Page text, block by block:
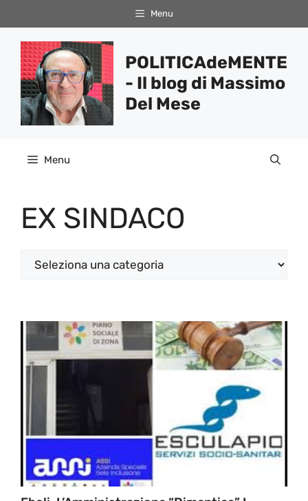
al
contenuto
Menu
POLITICAdeMENTE
- Il blog di Massimo
Del Mese
Menu
EX SINDACO
Categorie